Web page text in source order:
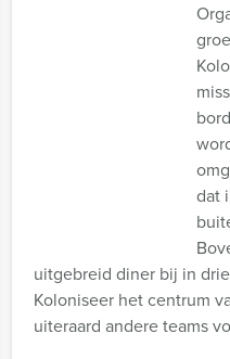
dat
uitgebreid diner bij in
Koloniseer het centrum
uiteraard andere teams